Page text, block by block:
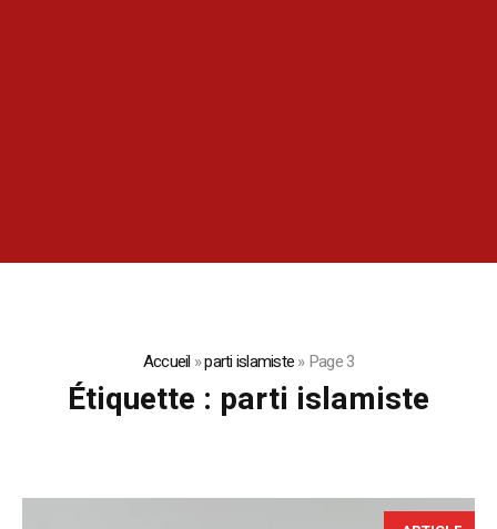
Accueil »parti islamiste»Page 3
Étiquette : parti islamiste